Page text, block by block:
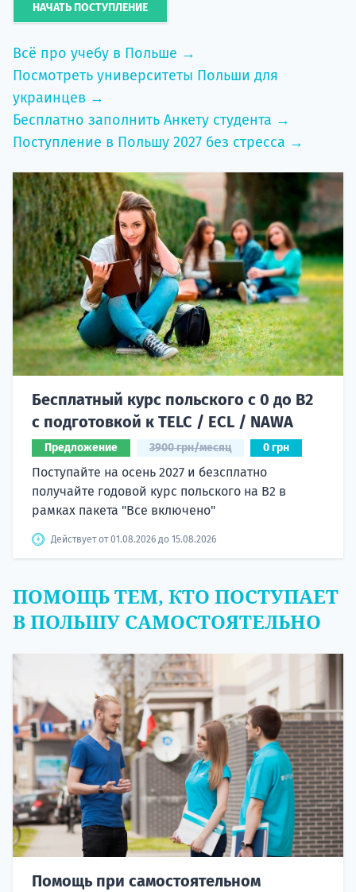
НАЧАТЬ ПОСТУПЛЕНИЕ
Всё про учебу в Польше →
Посмотреть университеты Польши для
украинцев →
Бесплатно заполнить Анкету студента →
Поступление в Польшу 2027 без стресса →
Бесплатный курс польского с 0 до B2
с подготовкой к TELC / ECL / NAWA
Предложение 3900 грн/месяц 0 грн
Поступайте на осень 2027 и безсплатно
получайте годовой курс польского на B2 в
рамках пакета "Все включено"
Действует от 01.08.2026 до 15.08.2026
ПОМОЩЬ ТЕМ, КТО ПОСТУПАЕТ
В ПОЛЬШУ САМОСТОЯТЕЛЬНО
Помощь при самостоятельном